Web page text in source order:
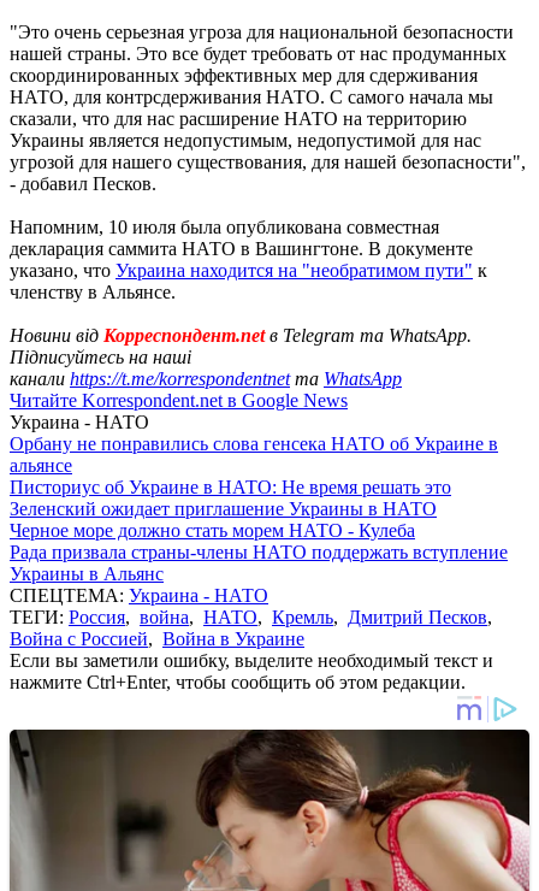
"Это очень серьезная угроза для национальной безопасности
нашей страны. Это все будет требовать от нас продуманных
скоординированных эффективных мер для сдерживания
НАТО, для контрсдерживания НАТО. С самого начала мы
сказали, что для нас расширение НАТО на территорию
Украины является недопустимым, недопустимой для нас
угрозой для нашего существования, для нашей безопасности",
- добавил Песков.
Напомним, 10 июля была опубликована совместная
декларация саммита НАТО в Вашингтоне. В документе
указано, что Украина находится на "необратимом пути" к
членству в Альянсе.
Новини від Корреспондент.netв Telegram та WhatsApp.
Підписуйтесь на наші
канали https://t.me/korrespondentnetта WhatsApp
Читайте Korrespondent.net в Google News
Украина - НАТО
Орбану не понравились слова генсека НАТО об Украине в
альянсе
Писториус об Украине в НАТО: Не время решать это
Зеленский ожидает приглашение Украины в НАТО
Черное море должно стать морем НАТО - Кулеба
Рада призвала страны-члены НАТО поддержать вступление
Украины в Альянс
СПЕЦТЕМА: Украина - НАТО
ТЕГИ: Россия, война, НАТО, Кремль, Дмитрий Песков,
Война с Россией, Война в Украине
Если вы заметили ошибку, выделите необходимый текст и
нажмите Ctrl+Enter, чтобы сообщить об этом редакции.